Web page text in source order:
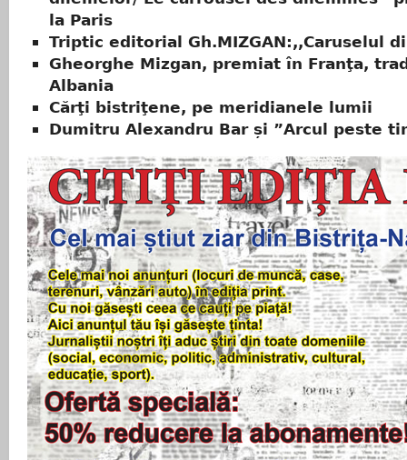
la Paris
Triptic editorial Gh.MIZGAN:,,Caruselul
Gheorghe Mizgan, premiat în Franţa,
Albania
Cărţi bistriţene, pe meridianele lumii
Dumitru Alexandru Bar și ”Arcul peste